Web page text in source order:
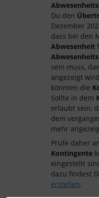
Du den
Dezember
dass bei den
Abwesenheit
sein muss,
angezeigt
könnten die
Sollte in dem
erlaubt sein,
dem
mehr
Prüfe daher
Kontingente
eingestellt
dazu findest
erstellen.